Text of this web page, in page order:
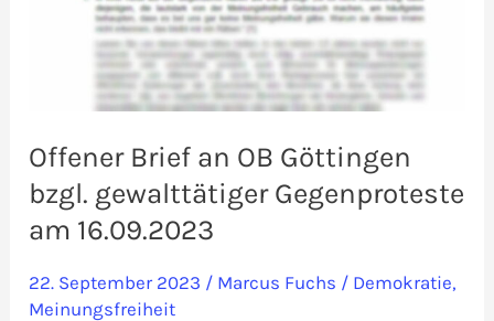
Offener Brief an OB Göttingen
bzgl. gewalttätiger Gegenproteste
am 16.09.2023
22. September 2023 / Marcus Fuchs / Demokratie,
Meinungsfreiheit